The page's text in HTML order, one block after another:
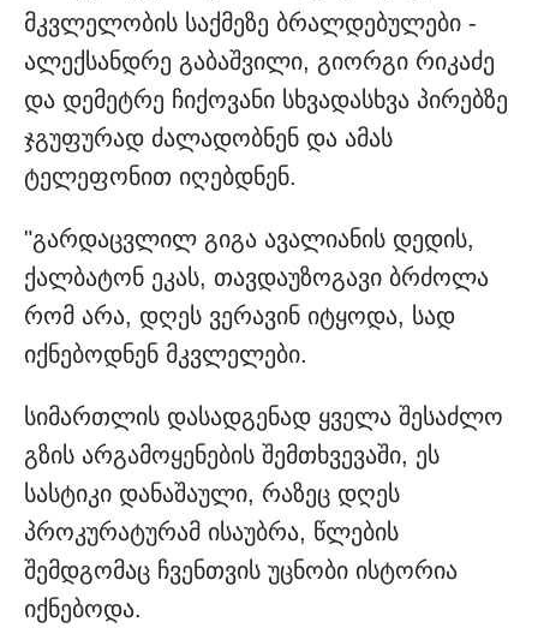
მკვლელობის საქმეზე ბრალდებულები -
ალექსანდრე გაბაშვილი, გიორგი რიკაძე
და დემეტრე ჩიქოვანი სხვადასხვა პირებზე
ჯგუფურად ძალადობნენ და ამას
ტელეფონით იღებდნენ.
"გარდაცვლილ გიგა ავალიანის დედის,
ქალბატონ ეკას, თავდაუზოგავი ბრძოლა
რომ არა, დღეს ვერავინ იტყოდა, სად
იქნებოდნენ მკვლელები.
სიმართლის დასადგენად ყველა შესაძლო
გზის არგამოყენების შემთხვევაში, ეს
სასტიკი დანაშაული, რაზეც დღეს
პროკურატურამ ისაუბრა, წლების
შემდგომაც ჩვენთვის უცნობი ისტორია
იქნებოდა.